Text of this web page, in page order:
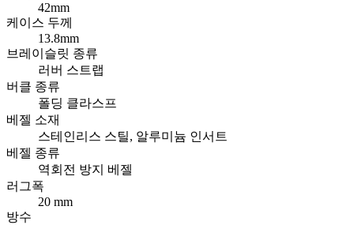
42mm
케이스 두께
13.8mm
브레이슬릿 종류
러버 스트랩
버클 종류
폴딩 클라스프
베젤 소재
스테인리스 스틸, 알루미늄 인서트
베젤 종류
역회전 방지 베젤
러그폭
20 mm
방수